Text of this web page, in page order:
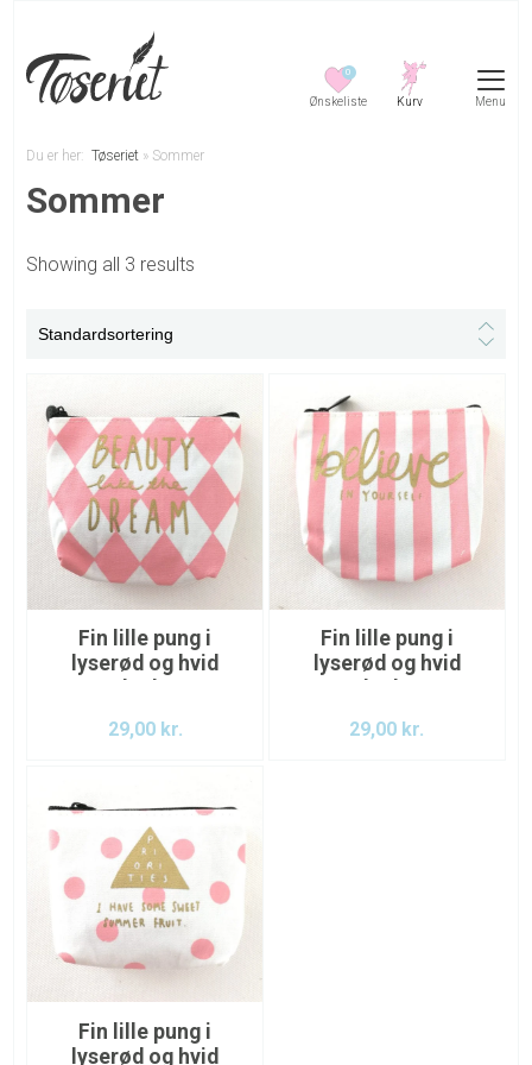
0
Menu
Du er her:Tøseriet » Sommer
Sommer
Showing all 3 results
Fin lille pung i
lyserød og hvid
dream.
29,00 kr.
Fin lille pung i
lyserød og hvid
29,00 kr.
Fin lille pung i
lyserød og hvid